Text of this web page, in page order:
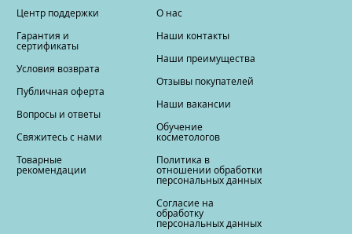
Центр поддержки
Гарантия и
сертификаты
Условия возврата
Публичная оферта
Вопросы и ответы
Свяжитесь с нами
Товарные
рекомендации
О нас
Наши контакты
Наши преимущества
Отзывы покупателей
Наши вакансии
Обучение
косметологов
Политика в
отношении обработки
персональных данных
Согласие на
обработку
персональных данных